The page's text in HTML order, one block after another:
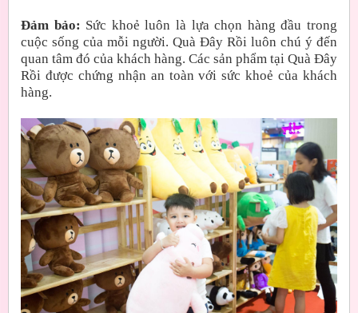
Đảm bảo: Sức khoẻ luôn là lựa chọn hàng đầu trong
cuộc sống của mỗi người. Quà Đây Rồi luôn chú ý đến
quan tâm đó của khách hàng. Các sản phẩm tại Quà Đây
Rồi được chứng nhận an toàn với sức khoẻ của khách
hàng.